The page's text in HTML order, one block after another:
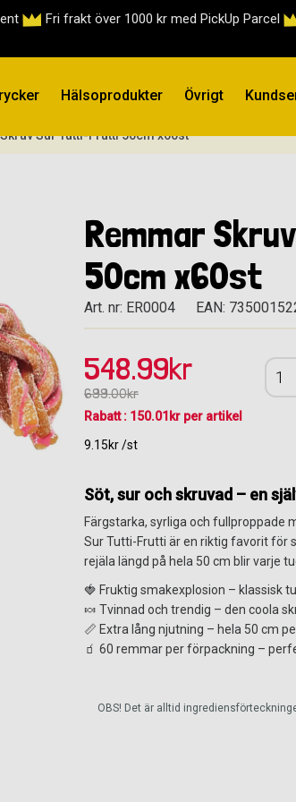
Fri frakt över 1000 kr med PickUp Parcel
Hälsoprodukter Övrigt
Sur Tutti-Frutti 50cm x60st
Remmar
50cm x60st
Art. nr: ER0004 EAN:
548.99kr
699.00kr
Rabatt : 150.01kr per artikel
9.15kr /st
Söt, sur och skruvad – en
Färgstarka, syrliga och fullproppade
Sur Tutti-Frutti är en riktig favorit för
rejäla längd på hela 50 cm blir varje
🍓 Fruktig smakexplosion – klassisk
🍬 Tvinnad och trendig – den coola
📏 Extra lång njutning – hela 50 cm
🧃 60 remmar per förpackning –
OBS! Det är alltid